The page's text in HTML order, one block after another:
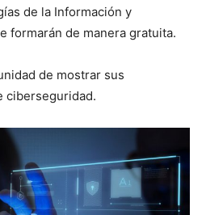
de la Información y
formarán de manera gratuita.
de mostrar sus
ciberseguridad.